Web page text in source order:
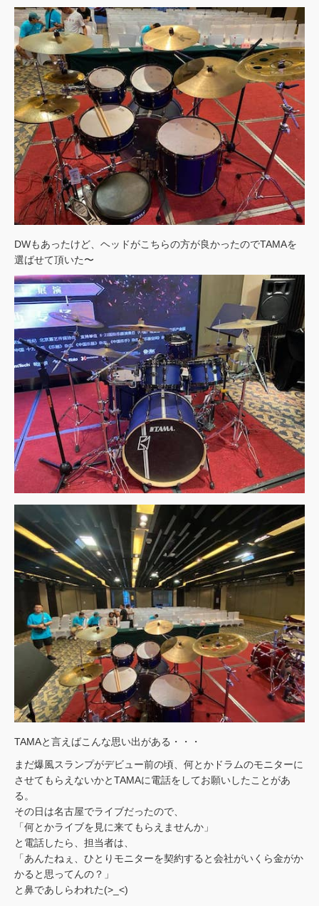
DWもあったけど、ヘッドがこちらの方が良かったのでTAMAを
選ばせて頂いた〜
TAMAと言えばこんな思い出がある・・・
まだ爆風スランプがデビュー前の頃、何とかドラムのモニターに
させてもらえないかとTAMAに電話をしてお願いしたことがあ
る。
その日は名古屋でライブだったので、
「何とかライブを見に来てもらえませんか」
と電話したら、担当者は、
「あんたねぇ、ひとりモニターを契約すると会社がいくら金がか
かると思ってんの？」
と鼻であしらわれた(>_<)